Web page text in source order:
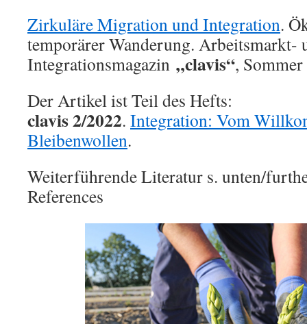
Zirkuläre Migration und Integration.
temporärer Wanderung. Arbeitsmarkt-
Integrationsmagazin „clavis“,
Der Artikel ist Teil des Hefts:
clavis 2/2022. Integration: Vom
Bleibenwollen.
Weiterführende Literatur s. unten/
References